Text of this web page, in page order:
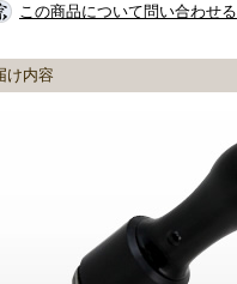
この商品について問い合わせる
け内容